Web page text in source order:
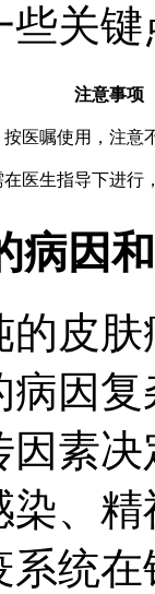
些关键
注意事项
按医嘱使用，注意
在医生指导下进行
病因
皮
因
素
、
统